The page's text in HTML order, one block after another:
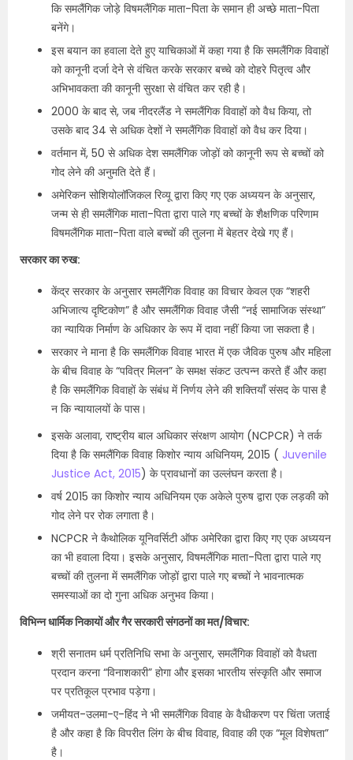
कि समलैंगिक जोड़े विषमलैंगिक माता-पिता के समान ही अच्छे माता-पिता
बनेंगे।
इस बयान का हवाला देते हुए याचिकाओं में कहा गया है कि समलैंगिक विवाहों
को कानूनी दर्जा देने से वंचित करके सरकार बच्चे को दोहरे पितृत्व और
अभिभावकता की कानूनी सुरक्षा से वंचित कर रही है।
2000 के बाद से, जब नीदरलैंड ने समलैंगिक विवाहों को वैध किया, तो
उसके बाद 34 से अधिक देशों ने समलैंगिक विवाहों को वैध कर दिया।
वर्तमान में, 50 से अधिक देश समलैंगिक जोड़ों को कानूनी रूप से बच्चों को
गोद लेने की अनुमति देते हैं।
अमेरिकन सोशियोलॉजिकल रिव्यू द्वारा किए गए एक अध्ययन के अनुसार,
जन्म से ही समलैंगिक माता-पिता द्वारा पाले गए बच्चों के शैक्षणिक परिणाम
विषमलैंगिक माता-पिता वाले बच्चों की तुलना में बेहतर देखे गए हैं।
सरकार का रुख:
केंद्र सरकार के अनुसार समलैंगिक विवाह का विचार केवल एक “शहरी
अभिजात्य दृष्टिकोण” है और समलैंगिक विवाह जैसी “नई सामाजिक संस्था”
का न्यायिक निर्माण के अधिकार के रूप में दावा नहीं किया जा सकता है।
सरकार ने माना है कि समलैंगिक विवाह भारत में एक जैविक पुरुष और महिला
के बीच विवाह के “पवित्र मिलन” के समक्ष संकट उत्पन्न करते हैं और कहा
है कि समलैंगिक विवाहों के संबंध में निर्णय लेने की शक्तियाँ संसद के पास है
न कि न्यायालयों के पास।
इसके अलावा, राष्ट्रीय बाल अधिकार संरक्षण आयोग (NCPCR) ने तर्क
दिया है कि समलैंगिक विवाह किशोर न्याय अधिनियम, 2015 ( Juvenile
Justice Act, 2015) के प्रावधानों का उल्लंघन करता है।
वर्ष 2015 का किशोर न्याय अधिनियम एक अकेले पुरुष द्वारा एक लड़की को
गोद लेने पर रोक लगाता है।
NCPCR ने कैथोलिक यूनिवर्सिटी ऑफ अमेरिका द्वारा किए गए एक अध्ययन
का भी हवाला दिया। इसके अनुसार, विषमलैंगिक माता-पिता द्वारा पाले गए
बच्चों की तुलना में समलैंगिक जोड़ों द्वारा पाले गए बच्चों ने भावनात्मक
समस्याओं का दो गुना अधिक अनुभव किया।
विभिन्न धार्मिक निकायों और गैर सरकारी संगठनों का मत/विचार:
श्री सनातम धर्म प्रतिनिधि सभा के अनुसार, समलैंगिक विवाहों को वैधता
प्रदान करना “विनाशकारी” होगा और इसका भारतीय संस्कृति और समाज
पर प्रतिकूल प्रभाव पड़ेगा।
जमीयत-उलमा-ए-हिंद ने भी समलैंगिक विवाह के वैधीकरण पर चिंता जताई
है और कहा है कि विपरीत लिंग के बीच विवाह, विवाह की एक “मूल विशेषता”
है।